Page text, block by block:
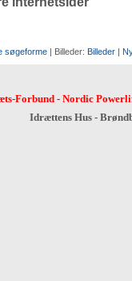
søgeforme | Billeder: Billeder |
Forbund- Nordic
Idrættens Hus -